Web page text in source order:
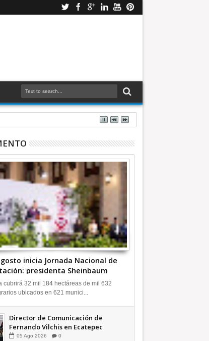
TEEM INFORMATIVA
inicia Jornada Nacional de
presidenta Sheinbaum
cubrirá 32 mil 184 hectáreas de mil 632
ubicados en 621 munici...
Director de Comunicación de
Fernando Vilchis en Ecatepec
financió publicaciones en redes
05 Ago 2026 0